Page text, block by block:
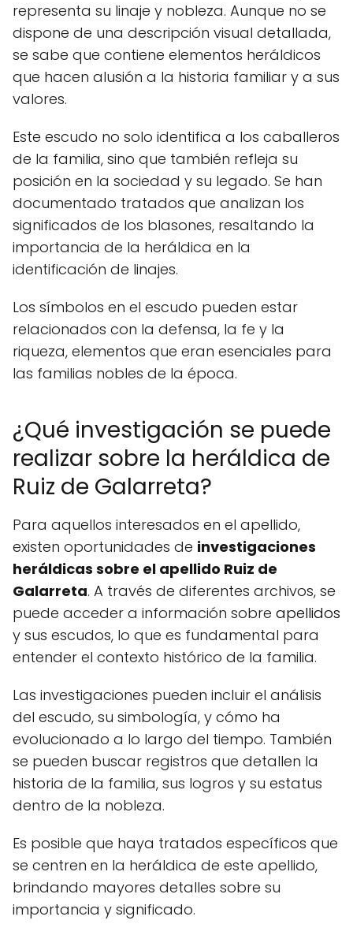
representa su linaje y nobleza. Aunque no se
dispone de una descripción visual detallada,
se sabe que contiene elementos heráldicos
que hacen alusión a la historia familiar y a sus
valores.
Este escudo no solo identifica a los caballeros
de la familia, sino que también refleja su
posición en la sociedad y su legado. Se han
documentado tratados que analizan los
significados de los blasones, resaltando la
importancia de la heráldica en la
identificación de linajes.
Los símbolos en el escudo pueden estar
relacionados con la defensa, la fe y la
riqueza, elementos que eran esenciales para
las familias nobles de la época.
¿Qué investigación se puede
realizar sobre la heráldica de
Ruiz de Galarreta?
Para aquellos interesados en el apellido,
existen oportunidades de investigaciones
heráldicas sobre el apellido Ruiz de
Galarreta. A través de diferentes archivos, se
puede acceder a información sobre apellidos
y sus escudos, lo que es fundamental para
entender el contexto histórico de la familia.
Las investigaciones pueden incluir el análisis
del escudo, su simbología, y cómo ha
evolucionado a lo largo del tiempo. También
se pueden buscar registros que detallen la
historia de la familia, sus logros y su estatus
dentro de la nobleza.
Es posible que haya tratados específicos que
se centren en la heráldica de este apellido,
brindando mayores detalles sobre su
importancia y significado.